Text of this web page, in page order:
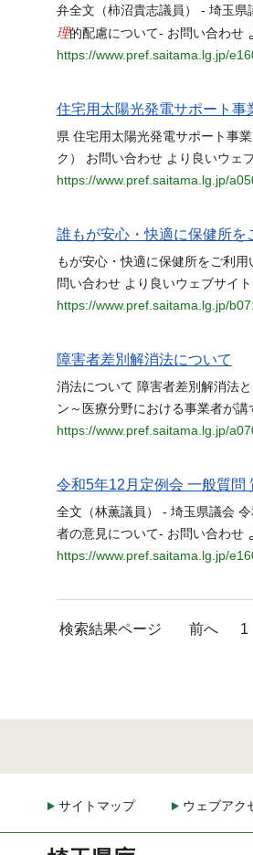
弁全文（柿沼貴志議員） - 埼玉県
理的配慮について- お問い合わせ
https://www.pref.saitama.lg.jp/
住宅用太陽光発電サポート事
県 住宅用太陽光発電サポート事
ク） お問い合わせ より良いウェ
https://www.pref.saitama.lg.jp/
誰もが安心・快適に保健所を
もが安心・快適に保健所をご利
問い合わせ より良いウェブサイ
https://www.pref.saitama.lg.jp/
障害者差別解消法について
消法について 障害者差別解消法
ン～医療分野における事業者が
https://www.pref.saitama.lg.jp/
令和5年12月定例会 一般質問
全文（林薫議員） - 埼玉県議会
者の意見について- お問い合わせ
https://www.pref.saitama.lg.jp/
検索結果ページ 前へ 1
サイトマップ ウェブアク